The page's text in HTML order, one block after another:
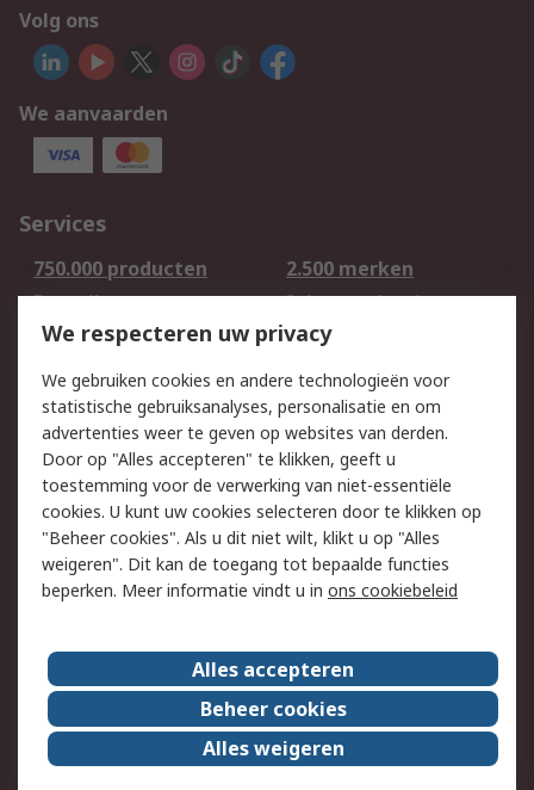
Volg ons
We aanvaarden
Services
750.000 producten
2.500 merken
Bestellen
Inkoopoplossingen
Retouren
Technisch advies
Track & Trace
Wettelijk
Cookiebeleid
Email veiligheid
Privacybeleid -
Bijgewerkt
Websitevoorwaarden
Algemene
verkoopvoorwaarden
Over RS
RS Group
Over ons
RS wereldwijd
Werken bij RS
ESG
We respecteren uw privacy
We gebruiken cookies en andere technologieën voor
statistische gebruiksanalyses, personalisatie en om
advertenties weer te geven op websites van derden.
Door op "Alles accepteren" te klikken, geeft u
toestemming voor de verwerking van niet-essentiële
cookies. U kunt uw cookies selecteren door te klikken op
"Beheer cookies". Als u dit niet wilt, klikt u op "Alles
weigeren". Dit kan de toegang tot bepaalde functies
beperken. Meer informatie vindt u in ons cookiebeleid
Alles accepteren
Beheer cookies
Alles weigeren